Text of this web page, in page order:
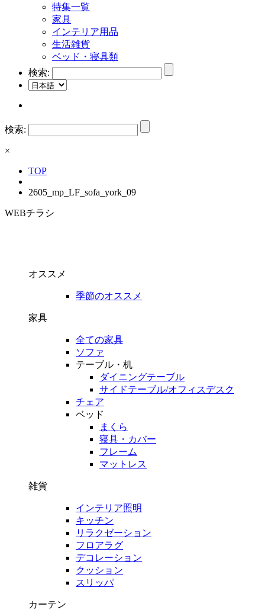
特集一覧
家具
インテリア用品
生活雑貨
ベッド・寝具類
検索:
検索:
×
TOP
2605_mp_LF_sofa_york_09
WEBチラシ
オススメ
季節のオススメ
家具
全ての家具
ソファ
テーブル・机
ダイニングテーブル
サイドテーブル/オフィスデスク
チェア
ベッド
まくら
寝具・カバー
フレーム
マットレス
雑貨
インテリア照明
キッチン
リラクゼーション
フロアラグ
デコレーション
クッション
スリッパ
カーテン